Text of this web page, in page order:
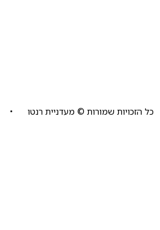
כל הזכויות שמורות © מעדניית רנטו •